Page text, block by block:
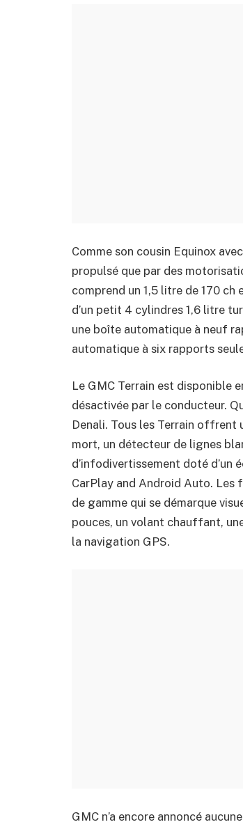
Comme son cousin Equinox
propulsé que par des
comprend un 1,5 litre de 170 ch
d’un petit 4 cylindres 1,6 litre
une boîte automatique à neuf
automatique à six rapports
Le GMC Terrain est disponible
désactivée par le conducteur.
Denali. Tous les Terrain offrent
mort, un détecteur de lignes
d’infodivertissement doté d’un
CarPlay and Android Auto. Les
de gamme qui se démarque
pouces, un volant chauffant,
la navigation GPS.
GMC n’a encore annoncé